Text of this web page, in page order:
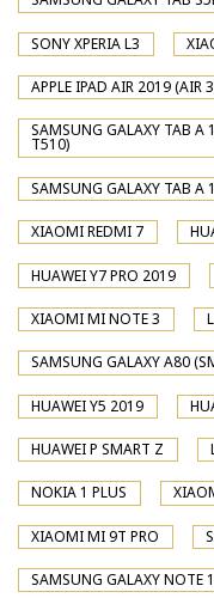
SONY XPERIA L3
APPLE IPAD AIR 2019 (AIR
SAMSUNG GALAXY TAB A
T510)
SAMSUNG GALAXY TAB
XIAOMI REDMI 7
HUAWEI Y7 PRO 2019
XIAOMI MI NOTE 3
SAMSUNG GALAXY A80
HUAWEI Y5 2019
HUAWEI P SMART Z
NOKIA 1 PLUS
XIAOMI MI 9T PRO
SAMSUNG GALAXY NOTE